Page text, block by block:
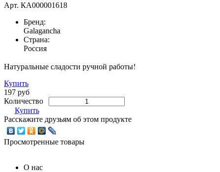
Арт. КА000001618
Бренд:
Galagancha
Страна:
Россия
Натуральные сладости ручной работы!
Купить
197 руб
Количество
Купить
Расскажите друзьям об этом продукте
Просмотренные товары
О нас